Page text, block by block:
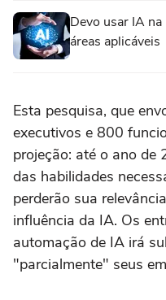
Devo usar IA na
áreas aplicáveis
Esta pesquisa, que
executivos e 800
projeção: até o ano
das habilidades
perderão sua
influência da IA. Os
automação de IA irá
"parcialmente" seus